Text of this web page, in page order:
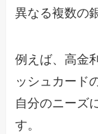
異なる複数の
例えば、高金
ッシュカード
自分のニーズ
す。